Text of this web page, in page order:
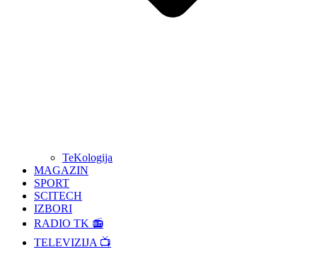
TeKologija
MAGAZIN
SPORT
SCITECH
IZBORI
RADIO TK 📻
TELEVIZIJA 📺